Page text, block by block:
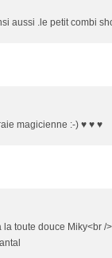
aussi .le petit combi
magicienne :-) ♥ ♥ ♥
toute douce Miky<br /